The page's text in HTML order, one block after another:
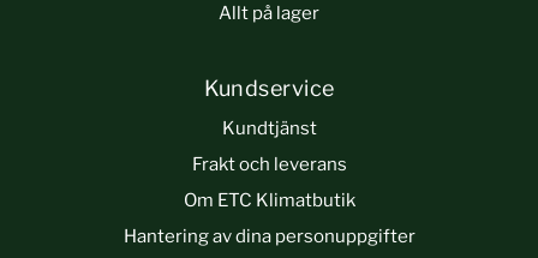
Allt på lager
Kundservice
Kundtjänst
Frakt och leverans
Om ETC Klimatbutik
Hantering av dina personuppgifter